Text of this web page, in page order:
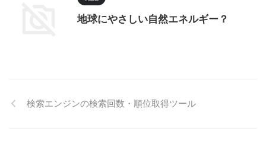
地球にやさしい自然エネルギー？
検索エンジンの検索回数・順位取得ツール